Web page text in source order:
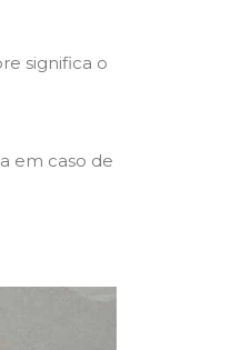
significa o
em caso de